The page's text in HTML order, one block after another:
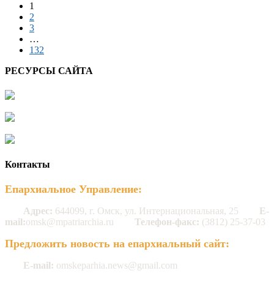
1
2
3
…
132
РЕСУРСЫ САЙТА
Контакты
Епархиальное Управление:
Адрес: 644099, г. Омск, ул. Интернациональная, 25
E-
mail:omsk@mpatriarchia.ru Телефон-факс: (3812) 25-37-03
Предложить новость на епархиальный сайт:
E-mail: omskeparhia.news@gmail.com